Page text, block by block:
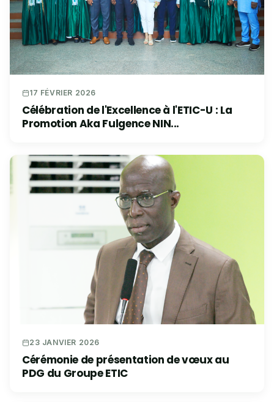
17 FÉVRIER 2026
Célébration de l'Excellence à l'ETIC-U : La
Promotion Aka Fulgence NIN...
23 JANVIER 2026
Cérémonie de présentation de vœux au
PDG du Groupe ETIC